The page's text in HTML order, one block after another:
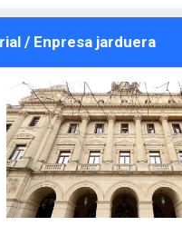
/ Enpresa jarduera